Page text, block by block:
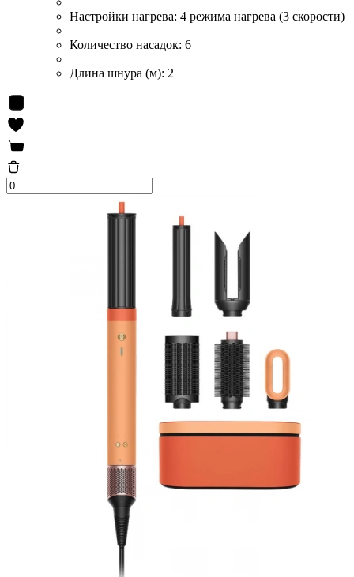
Настройки нагрева: 4 режима нагрева (3 скорости)
Количество насадок: 6
Длина шнура (м): 2